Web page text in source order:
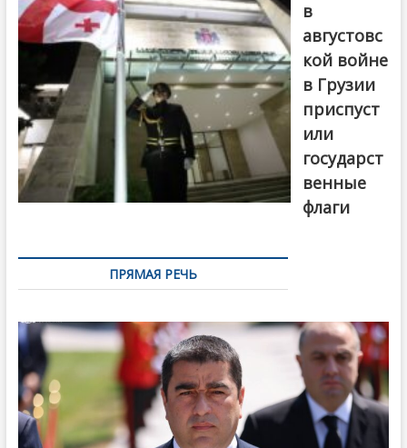
в
августовс
кой войне
в Грузии
приспуст
или
государст
венные
флаги
ПРЯМАЯ РЕЧЬ